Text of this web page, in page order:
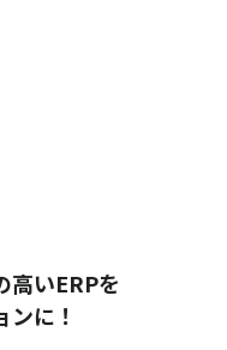
高いERPを
に！